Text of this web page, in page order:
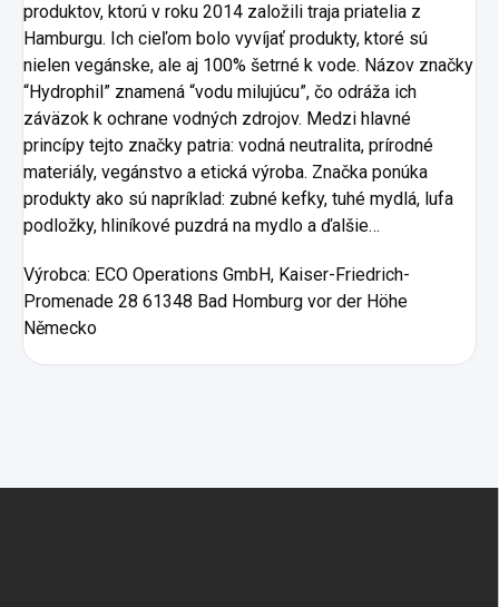
produktov, ktorú v roku 2014 založili traja priatelia z
Hamburgu. Ich cieľom bolo vyvíjať produkty, ktoré sú
nielen vegánske, ale aj 100% šetrné k vode. Názov značky
“Hydrophil” znamená “vodu milujúcu”, čo odráža ich
záväzok k ochrane vodných zdrojov. Medzi hlavné
princípy tejto značky patria: vodná neutralita, prírodné
materiály, vegánstvo a etická výroba. Značka ponúka
produkty ako sú napríklad: zubné kefky, tuhé mydlá, lufa
podložky, hliníkové puzdrá na mydlo a ďalšie…
Výrobca: ECO Operations GmbH, Kaiser-Friedrich-
Promenade 28 61348 Bad Homburg vor der Höhe
Německo